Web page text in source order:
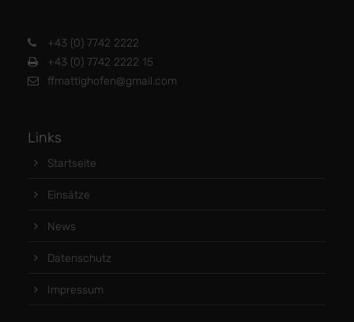
+43 (0) 7742 2222
+43 (0) 7742 2222 15
ffmattighofen@gmail.com
Links
Startseite
Einsätze
News
Datenschutz
Impressum